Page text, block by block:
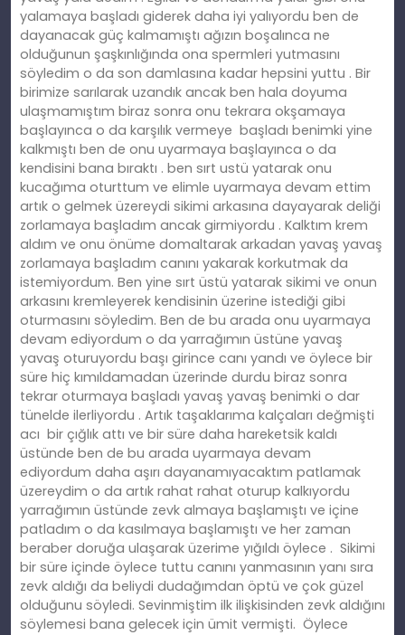
yalamaya başladı giderek daha iyi yalıyordu ben de
dayanacak güç kalmamıştı ağızın boşalınca ne
olduğunun şaşkınlığında ona spermleri yutmasını
söyledim o da son damlasına kadar hepsini yuttu . Bir
birimize sarılarak uzandık ancak ben hala doyuma
ulaşmamıştım biraz sonra onu tekrara okşamaya
başlayınca o da karşılık vermeye başladı benimki yine
kalkmıştı ben de onu uyarmaya başlayınca o da
kendisini bana bıraktı . ben sırt ustü yatarak onu
kucağıma oturttum ve elimle uyarmaya devam ettim
artık o gelmek üzereydi sikimi arkasına dayayarak deliği
zorlamaya başladım ancak girmiyordu . Kalktım krem
aldım ve onu önüme domaltarak arkadan yavaş yavaş
zorlamaya başladım canını yakarak korkutmak da
istemiyordum. Ben yine sırt üstü yatarak sikimi ve onun
arkasını kremleyerek kendisinin üzerine istediği gibi
oturmasını söyledim. Ben de bu arada onu uyarmaya
devam ediyordum o da yarrağımın üstüne yavaş
yavaş oturuyordu başı girince canı yandı ve öylece bir
süre hiç kımıldamadan üzerinde durdu biraz sonra
tekrar oturmaya başladı yavaş yavaş benimki o dar
tünelde ilerliyordu . Artık taşaklarıma kalçaları değmişti
acı bir çığlık attı ve bir süre daha hareketsik kaldı
üstünde ben de bu arada uyarmaya devam
ediyordum daha aşırı dayanamıyacaktım patlamak
üzereydim o da artık rahat rahat oturup kalkıyordu
yarrağımın üstünde zevk almaya başlamıştı ve içine
patladım o da kasılmaya başlamıştı ve her zaman
beraber doruğa ulaşarak üzerime yığıldı öylece . Sikimi
bir süre içinde öylece tuttu canını yanmasının yanı sıra
zevk aldığı da beliydi dudağımdan öptü ve çok güzel
olduğunu söyledi. Sevinmiştim ilk ilişkisinden zevk aldığını
söylemesi bana gelecek için ümit vermişti. Öylece